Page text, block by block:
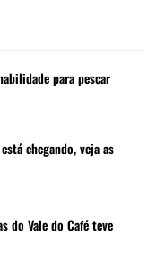
para pescar
chegando, veja as
do Vale do Café teve